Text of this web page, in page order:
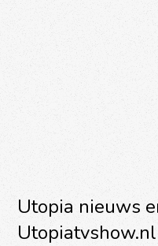
Utopia nieuws
Utopiatvshow.nl